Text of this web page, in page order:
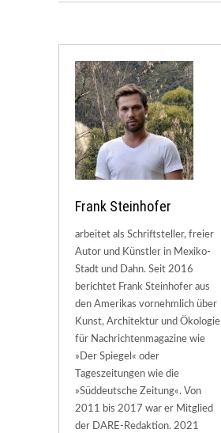
Frank Steinhofer
arbeitet als Schriftsteller, freier
Autor und Künstler in Mexiko-
Stadt und Dahn. Seit 2016
berichtet Frank Steinhofer aus
den Amerikas vornehmlich über
Kunst, Architektur und Ökologie
für Nachrichtenmagazine wie
»Der Spiegel« oder
Tageszeitungen wie die
»Süddeutsche Zeitung«. Von
2011 bis 2017 war er Mitglied
der DARE-Redaktion. 2021